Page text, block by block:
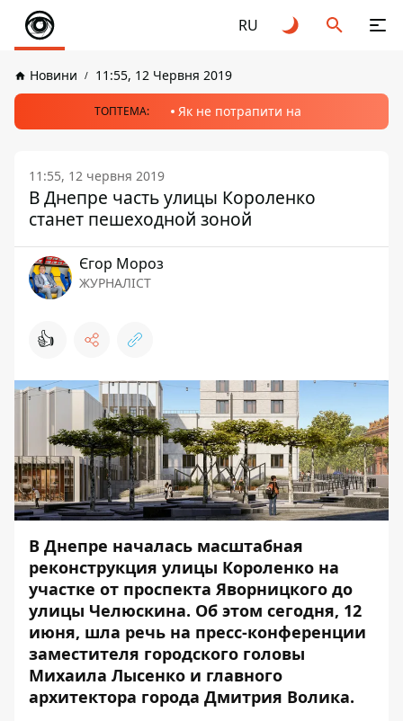
RU
Новини 11:55, 12 Червня 2019
ТОПТЕМА: Як не потрапити на
11:55, 12 червня 2019
В Днепре часть улицы Короленко
станет пешеходной зоной
Єгор Мороз
ЖУРНАЛІСТ
👍
В Днепре началась масштабная
реконструкция улицы Короленко на
участке от проспекта Яворницкого до
улицы Челюскина. Об этом сегодня, 12
июня, шла речь на пресс-конференции
заместителя городского головы
Михаила Лысенко и главного
архитектора города Дмитрия Волика.